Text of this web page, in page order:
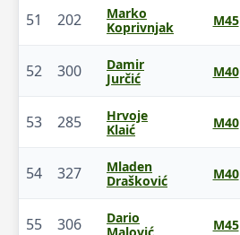
51 202
Marko
Koprivnjak
M45
52 300
Damir
Jurčić
M40
53 285
Hrvoje
Klaić
M40
54 327
Mladen
Drašković
M40
55 306
Dario
Malović
M45